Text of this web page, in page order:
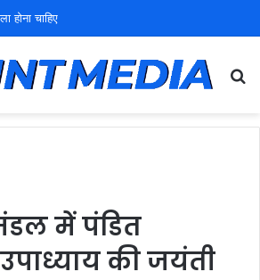
नेतृत्व
में पंडित
की जयंती